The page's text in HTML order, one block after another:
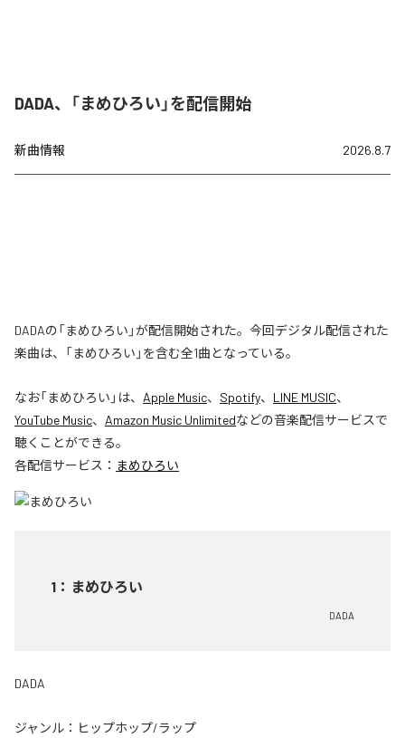
DADA、「まめひろい」を配信開始
新曲情報 2026.8.7
DADAの「まめひろい」が配信開始された。今回デジタル配信された
楽曲は、「まめひろい」を含む全1曲となっている。
なお「まめひろい 」は、 Apple Music、 Spotify、 LINE MUSIC、
YouTube Music、 Amazon Music Unlimitedなどの音楽配信サービスで
聴くことができる。
各配信サービス： まめひろい
1 ： まめひろい
DADA
DADA
ジャンル： ヒップホップ/ラップ